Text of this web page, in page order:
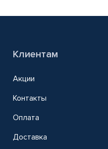
Клиентам
Акции
Контакты
Оплата
Доставка